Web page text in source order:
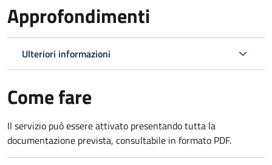
Approfondimenti
Ulteriori informazioni
Come fare
Il servizio può essere attivato presentando tutta la
documentazione prevista, consultabile in formato PDF.